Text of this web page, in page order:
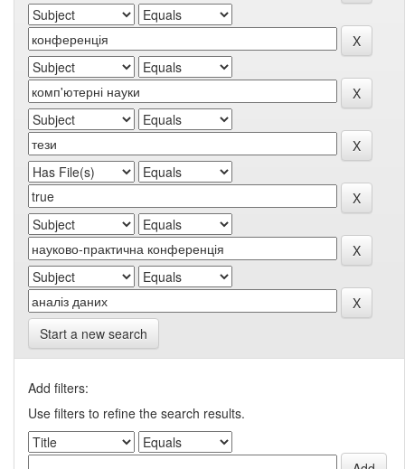
Start a new search
Add filters:
Use filters to refine the search results.